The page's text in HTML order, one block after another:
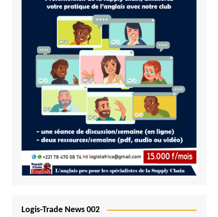
Logis-Trade News 002